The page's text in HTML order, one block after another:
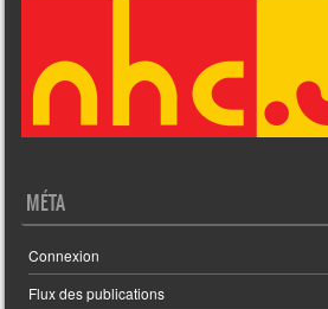
MÉTA
Connexion
Flux des publications